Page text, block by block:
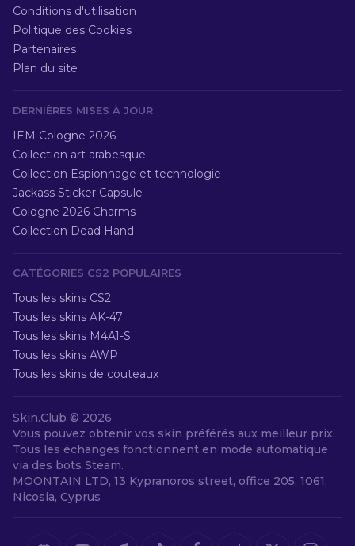
Conditions d'utilisation
Politique des Cookies
Partenaires
Plan du site
DERNIÈRES MISES À JOUR
IEM Cologne 2026
Collection art arabesque
Collection Espionnage et technologie
Jackass Sticker Capsule
Cologne 2026 Charms
Collection Dead Hand
CATÉGORIES CS2 POPULAIRES
Tous les skins CS2
Tous les skins AK-47
Tous les skins M4A1-S
Tous les skins AWP
Tous les skins de couteaux
Skin.Club © 2026
Vous pouvez obtenir vos skin préférés aux meilleur prix.
Tous les échanges fonctionnent en mode automatique
via des bots Steam.
MOONTAIN LTD, 13 Kypranoros street, office 205, 1061,
Nicosia, Cyprus